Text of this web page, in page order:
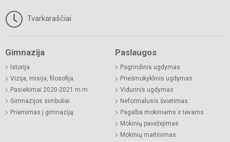
Tvarkaraščiai
Gimnazija
Istorija
Vizija, misija, filosofija
Pasiekimai 2020-2021 m.m.
Gimnazijos simboliai
Priėmimas į gimnaziją
Paslaugos
Pagrindinis ugdymas
Priešmokyklinis ugdymas
Vidurinis ugdymas
Neformalusis švietimas
Pagalba mokiniams ir tėvams
Mokinių pavėžėjimas
Mokinių maitinimas